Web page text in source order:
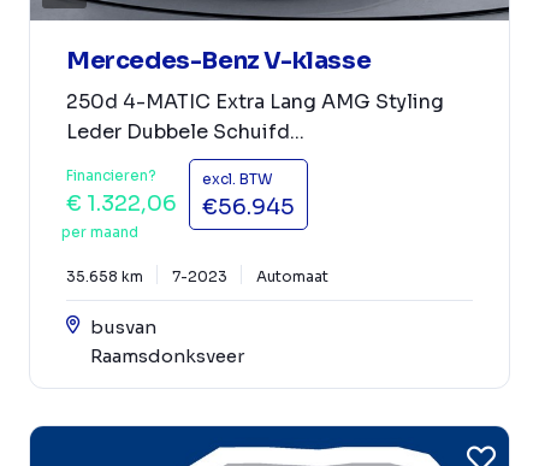
Mercedes-Benz V-klasse
250d 4-MATIC Extra Lang AMG Styling
Leder Dubbele Schuifd...
Financieren?
€ 1.322,06
per maand
excl. BTW
€56.945
35.658 km 7-2023 Automaat
busvan
Raamsdonksveer